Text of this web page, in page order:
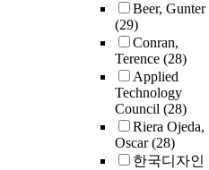
Beer, Gunter
(29)
Conran,
Terence (28)
Applied
Technology
Council (28)
Riera Ojeda,
Oscar(28)
한국디자인